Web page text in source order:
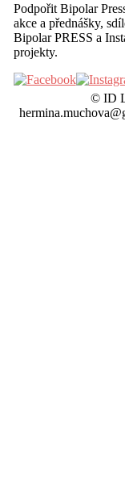
Podpořit Bipolar
akce a přednášky,
Bipolar PRESS a
projekty.
© ID